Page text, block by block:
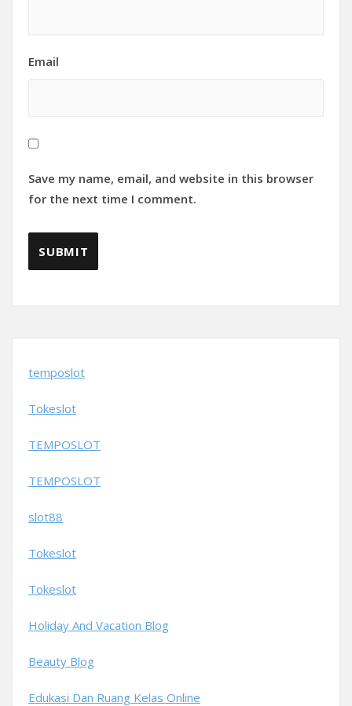
Email
Save my name, email, and website in this browser
for the next time I comment.
temposlot
Tokeslot
TEMPOSLOT
TEMPOSLOT
slot88
Tokeslot
Tokeslot
Holiday And Vacation Blog
Beauty Blog
Edukasi Dan Ruang Kelas Online